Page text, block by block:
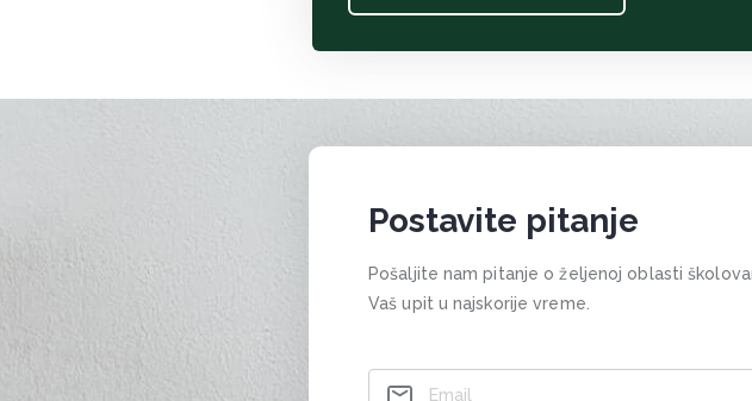
Postavite pitanje
Pošaljite nam pitanje o željenoj oblasti
Vaš upit u najskorije vreme.
Contact